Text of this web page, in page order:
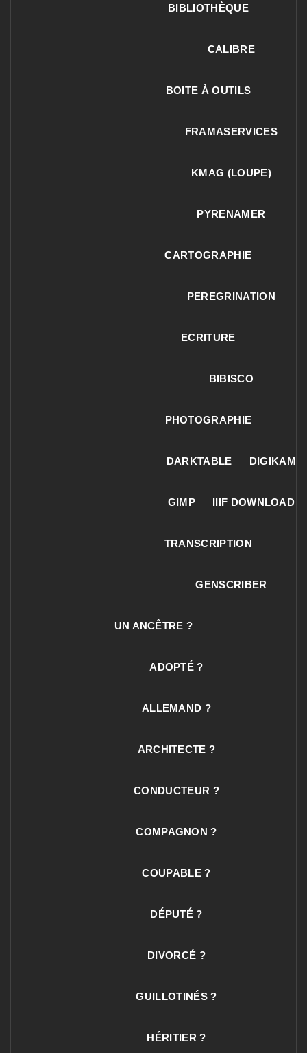
BIBLIOTHÈQUE
CALIBRE
BOITE À OUTILS
FRAMASERVICES
KMAG (LOUPE)
PYRENAMER
CARTOGRAPHIE
PEREGRINATION
ECRITURE
BIBISCO
PHOTOGRAPHIE
DARKTABLE DIGIKAM
GIMP IIIF DOWNLOAD
TRANSCRIPTION
GENSCRIBER
UN ANCÊTRE ?
ADOPTÉ ?
ALLEMAND ?
ARCHITECTE ?
CONDUCTEUR ?
COMPAGNON ?
COUPABLE ?
DÉPUTÉ ?
DIVORCÉ ?
GUILLOTINÉS ?
HÉRITIER ?